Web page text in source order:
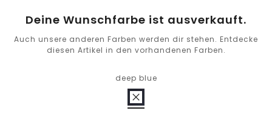
Deine Wunschfarbe ist ausverkauft.
Auch unsere anderen Farben werden dir stehen. Entdecke
diesen Artikel in den vorhandenen Farben.
deep blue